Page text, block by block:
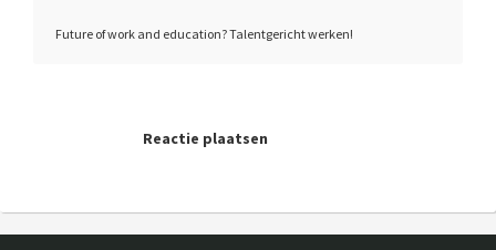
Future of work and education? Talentgericht werken!
Reactie plaatsen